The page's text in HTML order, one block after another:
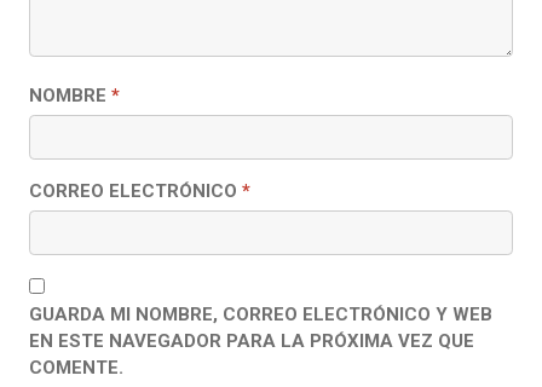
NOMBRE *
CORREO ELECTRÓNICO *
GUARDA MI NOMBRE, CORREO ELECTRÓNICO Y WEB
EN ESTE NAVEGADOR PARA LA PRÓXIMA VEZ QUE
COMENTE.